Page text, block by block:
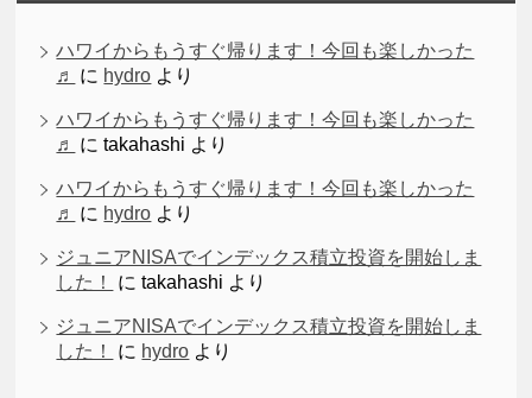
ハワイからもうすぐ帰ります！今回も楽しかった
♬
に hydro より
ハワイからもうすぐ帰ります！今回も楽しかった
♬
にtakahashi より
ハワイからもうすぐ帰ります！今回も楽しかった
♬
に hydro より
ジュニアNISAでインデックス積立投資を開始しま
した！
にtakahashi より
ジュニアNISAでインデックス積立投資を開始しま
した！
に hydro より